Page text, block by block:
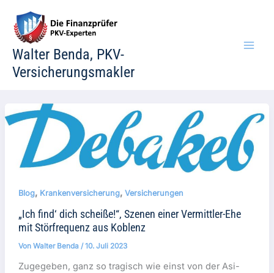
Inhalt
springen
Walter Benda, PKV-
Versicherungsmakler
Blog, Krankenversicherung, Versicherungen
„Ich find‘ dich scheiße!“, Szenen einer Vermittler-Ehe
mit Störfrequenz aus Koblenz
Von Walter Benda /10. Juli 2023
Zugegeben, ganz so tragisch wie einst von der Asi-